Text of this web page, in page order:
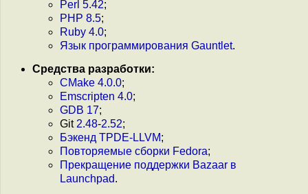
Perl 5.42;
PHP 8.5;
Ruby 4.0;
Язык программирования Gauntlet.
Средства разработки:
CMake 4.0.0;
Emscripten 4.0;
GDB 17;
Git 2.48-2.52;
Бэкенд TPDE-LLVM;
Повторяемые сборки Fedora;
Прекращение поддержки Bazaar в
Launchpad.